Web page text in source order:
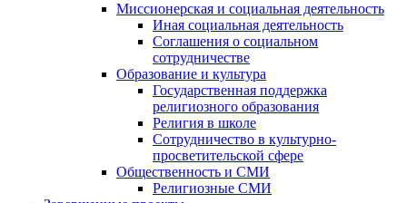
Миссионерская и социальная деятельность
Иная социальная деятельность
Соглашения о социальном
сотрудничестве
Образование и культура
Государственная поддержка
религиозного образования
Религия в школе
Сотрудничество в культурно-
просветительской сфере
Общественность и СМИ
Религиозные СМИ